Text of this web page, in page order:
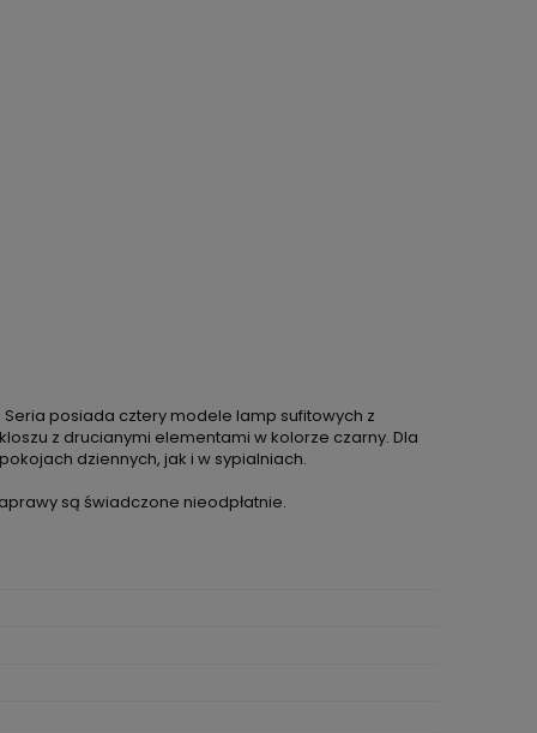
posiada cztery modele lamp sufitowych z
z drucianymi elementami w kolorze czarny. Dla
dziennych, jak i w sypialniach.
są świadczone nieodpłatnie.